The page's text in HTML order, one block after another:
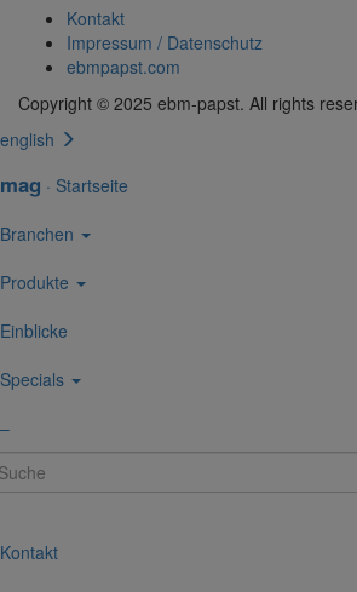
Kontakt
Impressum / Daten­schutz
ebmpapst.com
Copyright © 2025 ebm‑papst. All rights
english
mag · Start­seite
Bran­chen
Produkte
Einblicke
Specials
–
Kontakt